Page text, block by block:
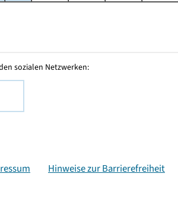
sozialen Netzwerken:
Hinweise zur Barrierefreiheit